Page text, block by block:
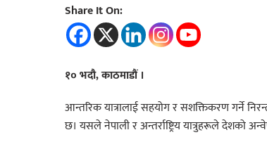
Share It On:
१० भदौ, काठमाडौं ।
आन्तरिक यात्रालाई सहयोग र सशक्तिकरण गर्ने
छ। यसले नेपाली र अन्तर्राष्ट्रिय यात्रुहरूले देशको